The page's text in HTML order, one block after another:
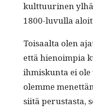
kult­tuuri­nen
1800-luvul­la
Toisaal­ta olen
että hienoimpia
ihmiskun­ta ei
olemme
siitä perus­tas­ta,